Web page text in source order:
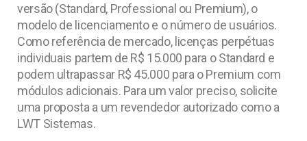
versão (Standard, Professional ou Premium), o
modelo de licenciamento e o número de usuários.
Como referência de mercado, licenças perpétuas
individuais partem de R$ 15.000 para o Standard e
podem ultrapassar R$ 45.000 para o Premium com
módulos adicionais. Para um valor preciso, solicite
uma proposta a um revendedor autorizado como a
LWT Sistemas.